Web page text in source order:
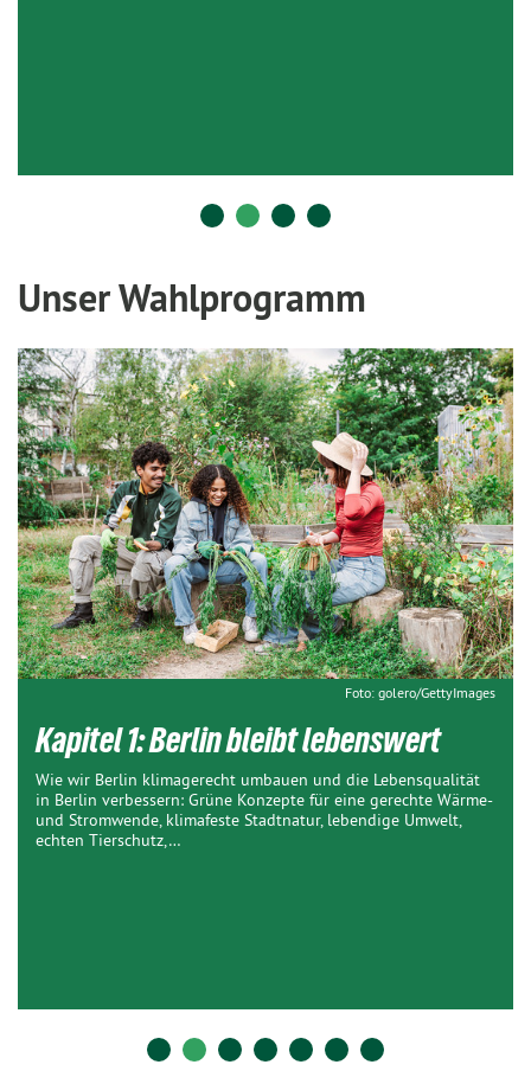
Unser Wahlprogramm
Foto: golero/GettyImages
Kapitel 1: Berlin bleibt lebenswert
Wie wir Berlin klimagerecht umbauen und die Lebensqualität
in Berlin verbessern: Grüne Konzepte für eine gerechte Wärme-
und Stromwende, klimafeste Stadtnatur, lebendige Umwelt,
echten Tierschutz,…